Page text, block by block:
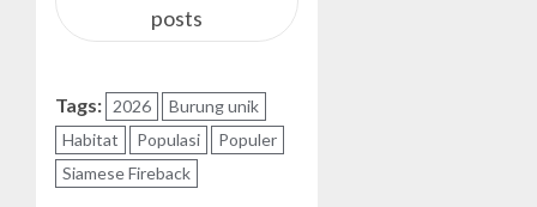
posts
Tags: 2026
Burung unik
Habitat
Populasi
Populer
Siamese Fireback